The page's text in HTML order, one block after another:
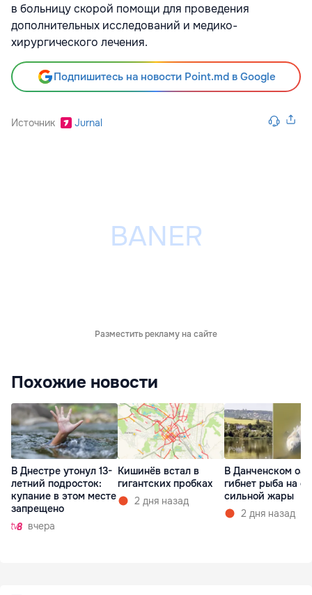
в больницу скорой помощи для проведения
дополнительных исследований и медико-
хирургического лечения.
Подпишитесь на новости Point.md в Google
Источник Jurnal
Разместить рекламу на сайте
Похожие новости
В Днестре утонул 13-
летний подросток:
купание в этом месте
запрещено
вчера
Кишинёв встал в
гигантских пробках
2 дня назад
В Данченском
гибнет рыба на
сильной жары
2 дня назад